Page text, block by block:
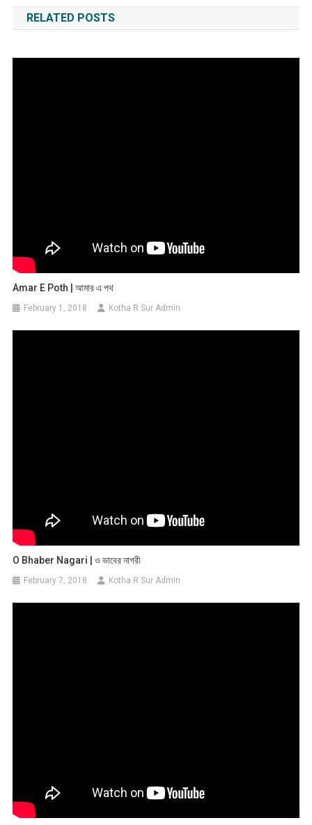
RELATED POSTS
Amar E Poth | আমার এ পথ
February 1, 2018 Kotha R Sur Admin
O Bhaber Nagari | ও ভাবের নাগরী
February 7, 2018 Kotha R Sur Admin